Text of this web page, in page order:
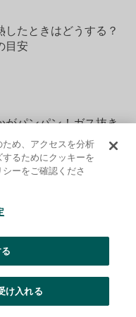
したときはどうする？
目安
がパンパン！ガス抜き
操はいつする？
＃発育・発達
ん、明け方になると寝
間が長すぎる。適正
め、アクセスを分析
るためにクッキーを
ーをご確認くださ
け入れる